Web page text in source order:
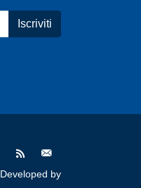
Iscriviti
Developed by